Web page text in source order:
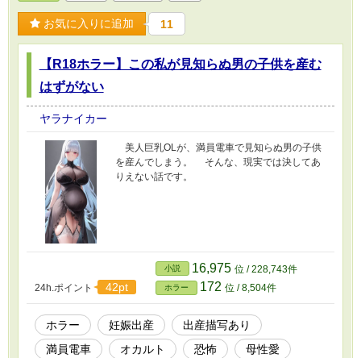
お気に入りに追加 11
【R18ホラー】この私が見知らぬ男の子供を産む
はずがない
ヤラナイカー
美人巨乳OLが、満員電車で見知らぬ男の子供
を産んでしまう。 そんな、現実では決してあ
りえない話です。
24h.ポイント 42pt
小説 16,975 位 / 228,743件
ホラー 172 位 / 8,504件
ホラー 妊娠出産
出産描写あり
満員電車
オカルト 恐怖 母性愛